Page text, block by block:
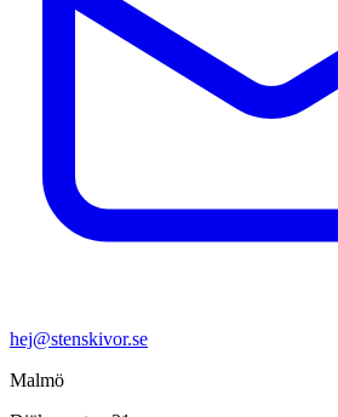
hej@stenskivor.se
Malmö